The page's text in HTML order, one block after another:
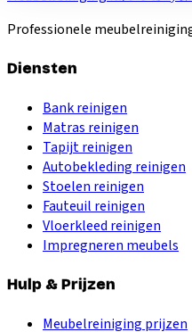
Professionele
Diensten
Bank reinigen
Matras reinigen
Tapijt reinigen
Autobekleding reinigen
Stoelen reinigen
Fauteuil reinigen
Vloerkleed reinigen
Impregneren meubels
Hulp & Prijzen
Meubelreiniging prijzen